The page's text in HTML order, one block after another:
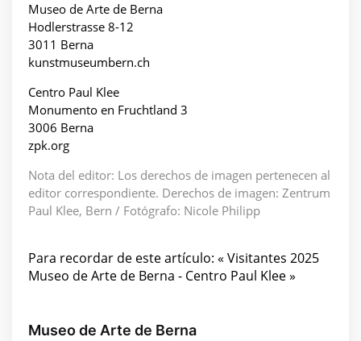
Museo de Arte de Berna
Hodlerstrasse 8-12
3011 Berna
kunstmuseumbern.ch
Centro Paul Klee
Monumento en Fruchtland 3
3006 Berna
zpk.org
Nota del editor: Los derechos de imagen pertenecen al
editor correspondiente. Derechos de imagen: Zentrum
Paul Klee, Bern / Fotógrafo: Nicole Philipp
Para recordar de este artículo: « Visitantes 2025
Museo de Arte de Berna - Centro Paul Klee »
Museo de Arte de Berna